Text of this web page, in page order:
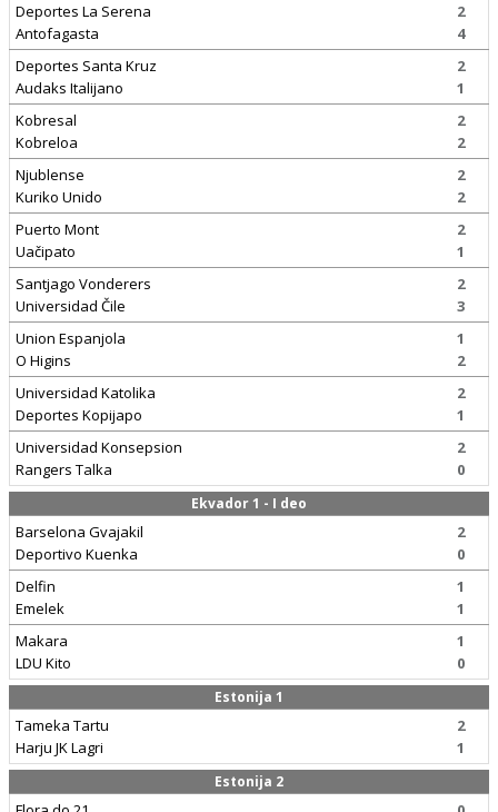
Deportes La Serena
Antofagasta
2
4
Deportes Santa Kruz
Audaks Italijano
2
1
Kobresal
Kobreloa
2
2
Njublense
Kuriko Unido
2
2
Puerto Mont
Uačipato
2
1
Santjago Vonderers
Universidad Čile
2
3
Union Espanjola
O Higins
1
2
Universidad Katolika
Deportes Kopijapo
2
1
Universidad Konsepsion
Rangers Talka
2
0
Ekvador 1 - I deo
Barselona Gvajakil
Deportivo Kuenka
2
0
Delfin
Emelek
1
1
Makara
LDU Kito
1
0
Estonija 1
Tameka Tartu
Harju JK Lagri
2
1
Estonija 2